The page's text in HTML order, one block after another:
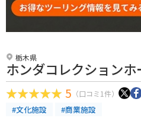
栃木県
ホンダコレクションホ
5 （口コミ1件）
#文化施設 #商業施設